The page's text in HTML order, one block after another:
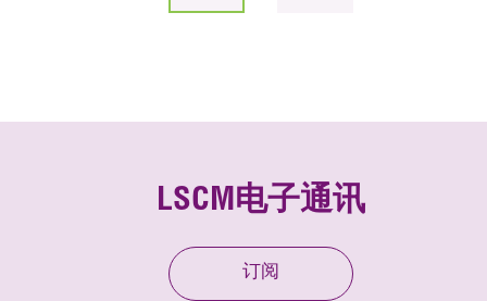
LSCM电子通讯
订阅